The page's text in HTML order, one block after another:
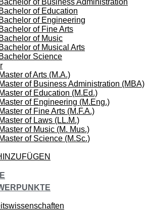
Bachelor of Business Administration
Bachelor of Education
Bachelor of Engineering
Bachelor of Fine Arts
Bachelor of Music
Bachelor of Musical Arts
Bachelor Science
Master of Arts (M.A.)
Master of Business Administration (MBA)
Master of Education (M.Ed.)
Master of Engineering (M.Eng.)
Master of Fine Arts (M.F.A.)
Master of Laws (LL.M.)
Master of Music (M. Mus.)
Master of Science (M.Sc.)